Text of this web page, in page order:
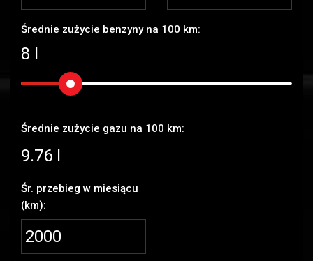
Średnie zużycie benzyny na 100 km:
8 l
Średnie zużycie gazu na 100 km:
9.76 l
Śr. przebieg w miesiącu
(km):